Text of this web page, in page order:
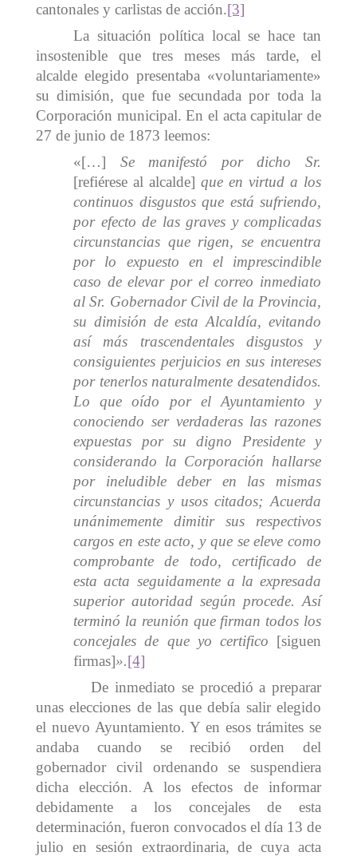
cantonales y carlistas de acción.[3]
La situación política local se hace tan
insostenible que tres meses más tarde, el
alcalde elegido presentaba «voluntariamente»
su dimisión, que fue secundada por toda la
Corporación municipal. En el acta capitular de
27 de junio de 1873 leemos:
«[…] Se manifestó por dicho Sr.
[refiérese al alcalde]que en virtud a los
continuos disgustos que está sufriendo,
por efecto de las graves y complicadas
circunstancias que rigen, se encuentra
por lo expuesto en el imprescindible
caso de elevar por el correo inmediato
al Sr. Gobernador Civil de la Provincia,
su dimisión de esta Alcaldía, evitando
así más trascendentales disgustos y
consiguientes perjuicios en sus intereses
por tenerlos naturalmente desatendidos.
Lo que oído por el Ayuntamiento y
conociendo ser verdaderas las razones
expuestas por su digno Presidente y
considerando la Corporación hallarse
por ineludible deber en las mismas
circunstancias y usos citados; Acuerda
unánimemente dimitir sus respectivos
cargos en este acto, y que se eleve como
comprobante de todo, certificado de
esta acta seguidamente a la expresada
superior autoridad según procede. Así
terminó la reunión que firman todos los
concejales de que yo certifico [siguen
firmas]».[4]
De inmediato se procedió a preparar
unas elecciones de las que debía salir elegido
el nuevo Ayuntamiento. Y en esos trámites se
andaba cuando se recibió orden del
gobernador civil ordenando se suspendiera
dicha elección. A los efectos de informar
debidamente a los concejales de esta
determinación, fueron convocados el día 13 de
julio en sesión extraordinaria, de cuya acta